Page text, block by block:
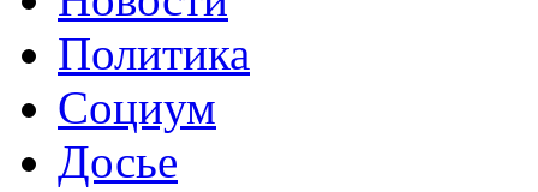
Политика
Социум
Досье